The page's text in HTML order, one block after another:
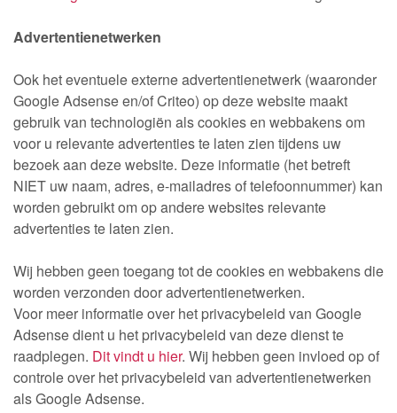
Advertentienetwerken
Ook het eventuele externe advertentienetwerk (waaronder
Google Adsense en/of Criteo) op deze website maakt
gebruik van technologiën als cookies en webbakens om
voor u relevante advertenties te laten zien tijdens uw
bezoek aan deze website. Deze informatie (het betreft
NIET uw naam, adres, e-mailadres of telefoonnummer) kan
worden gebruikt om op andere websites relevante
advertenties te laten zien.
Wij hebben geen toegang tot de cookies en webbakens die
worden verzonden door advertentienetwerken.
Voor meer informatie over het privacybeleid van Google
Adsense dient u het privacybeleid van deze dienst te
raadplegen. Dit vindt u hier. Wij hebben geen invloed op of
controle over het privacybeleid van advertentienetwerken
als Google Adsense.